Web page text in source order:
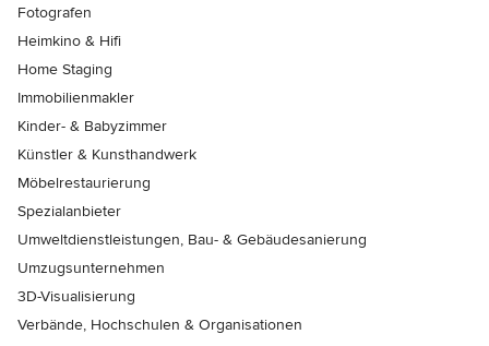
Fotografen
Heimkino & Hifi
Home Staging
Immobilienmakler
Kinder- & Babyzimmer
Künstler & Kunsthandwerk
Möbelrestaurierung
Spezialanbieter
Umweltdienstleistungen, Bau- & Gebäudesanierung
Umzugsunternehmen
3D-Visualisierung
Verbände, Hochschulen & Organisationen